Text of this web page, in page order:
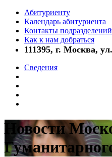
Абитуриенту
Календарь абитуриента
Контакты подразделений
Как к нам добраться
111395, г. Москва,
Сведения
Новости